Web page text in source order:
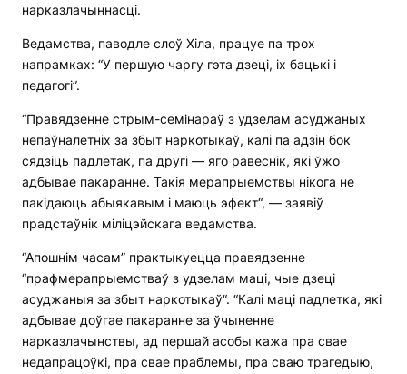
нарказлачыннасці.
Ведамства, паводле слоў Хіла, працуе па трох
напрамках: “У першую чаргу гэта дзеці, іх бацькі і
педагогі”.
“Правядзенне стрым-семінараў з удзелам асуджаных
непаўналетніх за збыт наркотыкаў, калі па адзін бок
сядзіць падлетак, па другі — яго равеснік, які ўжо
адбывае пакаранне. Такія мерапрыемствы нікога не
пакідаюць абыякавым і маюць эфект“, — заявіў
прадстаўнік міліцэйскага ведамства.
“Апошнім часам” практыкуецца правядзенне
“прафмерапрыемстваў з удзелам маці, чые дзеці
асуджаныя за збыт наркотыкаў“. “Калі маці падлетка, які
адбывае доўгае пакаранне за ўчыненне
нарказлачынствы, ад першай асобы кажа пра свае
недапрацоўкі, пра свае праблемы, пра сваю трагедыю,